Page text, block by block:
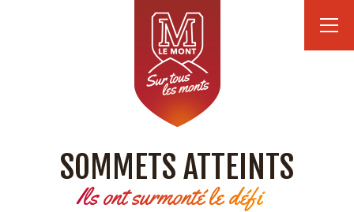
SOMMETS ATTEINTS
Ils ont surmonté le défi